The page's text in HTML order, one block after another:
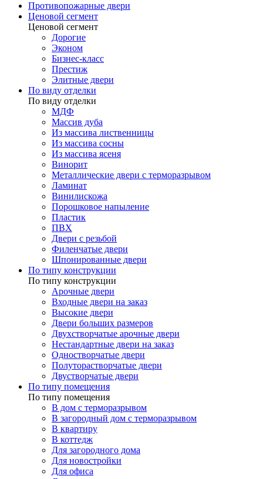
Противопожарные двери
Ценовой сегмент
Ценовой сегмент
Дорогие
Эконом
Бизнес-класс
Престиж
Элитные двери
По виду отделки
По виду отделки
МДФ
Массив дуба
Из массива лиственницы
Из массива сосны
Из массива ясеня
Винорит
Металлические двери с терморазрывом
Ламинат
Винилискожа
Порошковое напыление
Пластик
ПВХ
Двери с резьбой
Филенчатые двери
Шпонированные двери
По типу конструкции
По типу конструкции
Арочные двери
Входные двери на заказ
Высокие двери
Двери больших размеров
Двухстворчатые арочные двери
Нестандартные двери на заказ
Одностворчатые двери
Полуторастворчатые двери
Двустворчатые двери
По типу помещения
По типу помещения
В дом с терморазрывом
В загородный дом с терморазрывом
В квартиру
В коттедж
Для загородного дома
Для новостройки
Для офиса